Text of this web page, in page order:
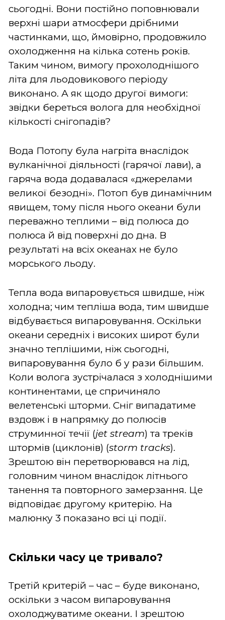
сьогодні. Вони постійно поповнювали
верхні шари атмосфери дрібними
частинками, що, ймовірно, продовжило
охолодження на кілька сотень років.
Таким чином, вимогу прохолоднішого
літа для льодовикового періоду
виконано. А як щодо другої вимоги:
звідки береться волога для необхідної
кількості снігопадів?
Вода Потопу була нагріта внаслідок
вулканічної діяльності (гарячої лави), а
гаряча вода додавалася «джерелами
великої безодні». Потоп був динамічним
явищем, тому після нього океани були
переважно теплими – від полюса до
полюса й від поверхні до дна. В
результаті на всіх океанах не було
морського льоду.
Тепла вода випаровується швидше, ніж
холодна; чим тепліша вода, тим швидше
відбувається випаровування. Оскільки
океани середніх і високих широт були
значно теплішими, ніж сьогодні,
випаровування було б у рази більшим.
Коли волога зустрічалася з холоднішими
континентами, це спричиняло
велетенські шторми. Сніг випадатиме
вздовж і в напрямку до полюсів
струминної течії (jet stream) та треків
штормів (циклонів) (storm tracks).
Зрештою він перетворювався на лід,
головним чином внаслідок літнього
танення та повторного замерзання. Це
відповідає другому критерію. На
малюнку 3 показано всі ці події.
Скільки часу це тривало?
Третій критерій – час – буде виконано,
оскільки з часом випаровування
охолоджуватиме океани. І зрештою